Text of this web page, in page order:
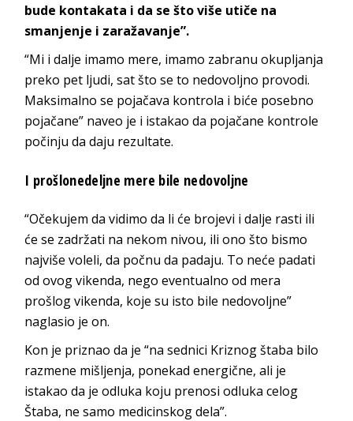
bude kontakata i da se što više utiče na
smanjenje i zaražavanje”.
“Mi i dalje imamo mere, imamo zabranu okupljanja
preko pet ljudi, sat što se to nedovoljno provodi.
Maksimalno se pojačava kontrola i biće posebno
pojačane” naveo je i istakao da pojačane kontrole
počinju da daju rezultate.
I prošlonedeljne mere bile nedovoljne
“Očekujem da vidimo da li će brojevi i dalje rasti ili
će se zadržati na nekom nivou, ili ono što bismo
najviše voleli, da počnu da padaju. To neće padati
od ovog vikenda, nego eventualno od mera
prošlog vikenda, koje su isto bile nedovoljne”
naglasio je on.
Kon je priznao da je “na sednici Kriznog štaba bilo
razmene mišljenja, ponekad energične, ali je
istakao da je odluka koju prenosi odluka celog
Štaba, ne samo medicinskog dela”.